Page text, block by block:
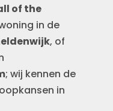
of the
in de
, of
; wij kennen de
in